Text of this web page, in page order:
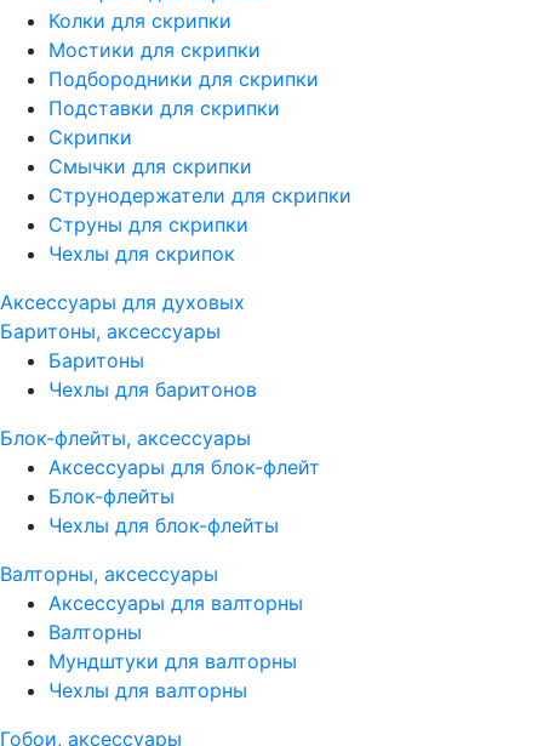
Колки для скрипки
Мостики для скрипки
Подбородники для скрипки
Подставки для скрипки
Скрипки
Смычки для скрипки
Струнодержатели для скрипки
Струны для скрипки
Чехлы для скрипок
Аксессуары для духовых
Баритоны, аксессуары
Баритоны
Чехлы для баритонов
Блок-флейты, аксессуары
Аксессуары для блок-флейт
Блок-флейты
Чехлы для блок-флейты
Валторны, аксессуары
Аксессуары для валторны
Валторны
Мундштуки для валторны
Чехлы для валторны
Гобои, аксессуары